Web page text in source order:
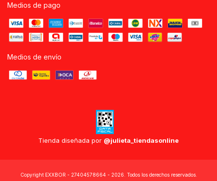
Medios de pago
Medios de envío
Tienda diseñada por @julieta_tiendasonline
Copyright EXXBOR - 27404578664 - 2026. Todos los derechos reservados.